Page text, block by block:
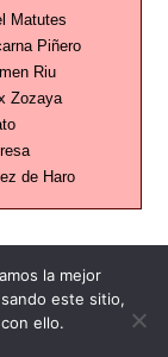
Matutes
Piñero
Riu
Zozaya
de Haro
la mejor
este sitio,
ello.